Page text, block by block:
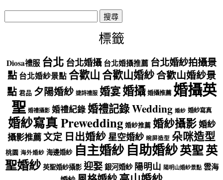
搜
尋
標籤
Diosa禮服 台北台北婚攝 台北婚攝推薦 台北婚紗拍攝景
點 台北婚紗景點 合歡山合歡山婚紗合歡山婚紗景
點 君品 夕陽婚紗 婕詩禮服 婚宴婚攝 婚攝推薦 婚攝英
聖 婚禮攝影 婚禮紀錄婚禮記錄 Wedding 婚紗 婚紗寫真
婚紗寫真 Prewedding 婚紗推薦 婚紗攝影婚紗
攝影推薦文定 日出婚紗星空婚紗 晼屏造型 朵咪造型
桃園 海外婚紗 海邊婚紗 自主婚紗 自助婚紗英聖英
聖婚紗 英聖婚紗攝影 迎娶 銀河婚紗 陽明山 陽明山婚紗景點 雲海